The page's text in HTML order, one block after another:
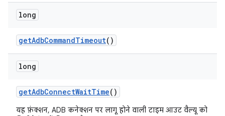
long
getAdbCommandTimeout()
long
getAdbConnectWaitTime()
यह फ़ंक्शन, ADB कनेक्शन पर लागू होने वाली टाइम आउट वैल्यू को